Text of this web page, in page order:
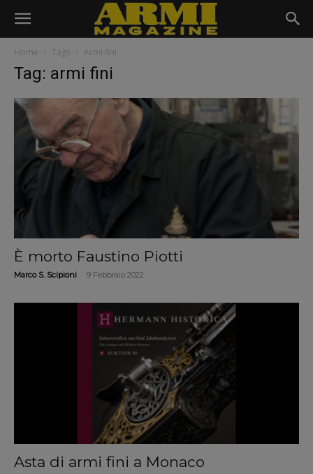
Home Tags Armi fini
Tag: armi fini
È morto Faustino Piotti
Marco S. Scipioni 9 Febbraio 2022
Asta di armi fini a Monaco